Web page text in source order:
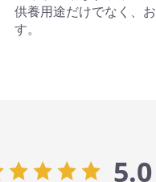
供養用途だけでなく、
す。
5.0